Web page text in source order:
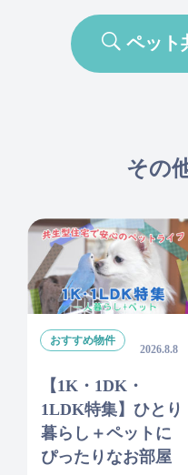
ペット
その
おすすめ物件
2026.8.8
【1K・1DK・
1LDK特集】ひとり
暮らし＋ペットに
ぴったりなお部屋